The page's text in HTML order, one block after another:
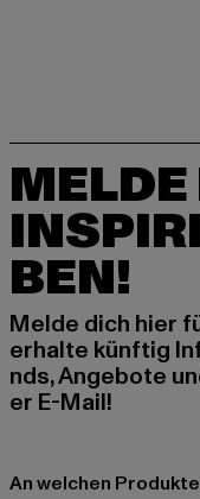
BEN!
Melde dich hier
erhalte künftig
nds, Angebote
er E-Mail!
An welchen